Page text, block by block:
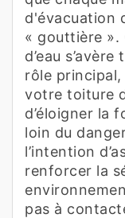
d'évacuation
« gouttière ».
d’eau
rôle principal,
votre toiture
d’éloigner la
loin du
l’intention
renforcer la
pas à